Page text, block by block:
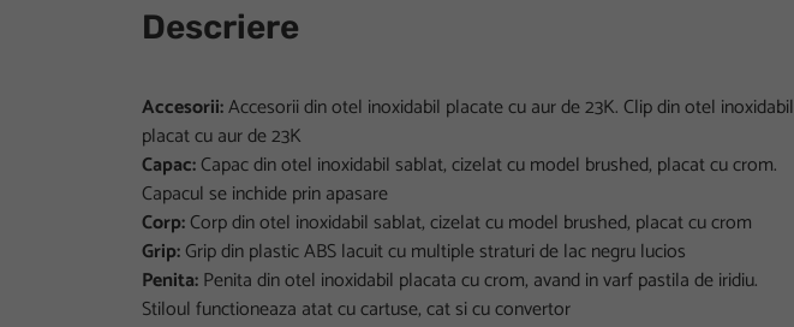
Descriere
Accesorii:Accesorii din otel inoxidabil placate cu aur de 23K. Clip din otel inoxidabil
placat cu aur de 23K
Capac:Capac din otel inoxidabil sablat, cizelat cu model brushed, placat cu crom.
Capacul se inchide prin apasare
Corp:Corp din otel inoxidabil sablat, cizelat cu model brushed, placat cu crom
Grip:Grip din plastic ABS lacuit cu multiple straturi de lac negru lucios
Penita:Penita din otel inoxidabil placata cu crom, avand in varf pastila de iridiu.
Stiloul functioneaza atat cu cartuse, cat si cu convertor